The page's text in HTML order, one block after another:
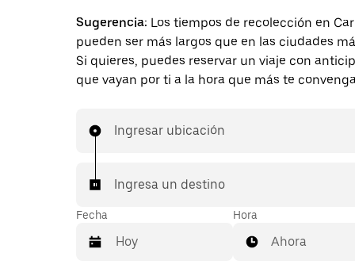
Sugerencia: Los tiempos de recolección en
pueden ser más largos que en las ciudades
Si quieres, puedes reservar un viaje con
que vayan por ti a la hora que más te
Ingresar ubicación
Ingresa un destino
Fecha Hora
Ahora